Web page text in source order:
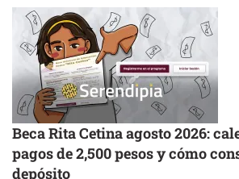
Beca Rita Cetina agosto 2026:
pagos de 2,500 pesos y cómo
depósito